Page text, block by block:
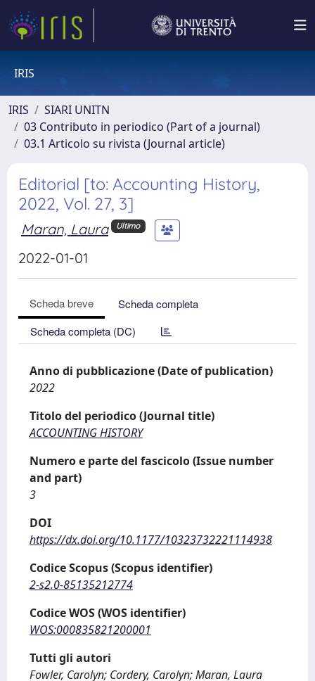
IRIS
IRIS
SIARI UNITN
03 Contributo in periodico (Part of a journal)
03.1 Articolo su rivista (Journal article)
Editorial [to: Accounting History,
2022, Vol. 27, 3]
Maran, Laura Ultimo
2022-01-01
Scheda breve
Scheda completa
Scheda completa (DC)
Anno di pubblicazione (Date of publication)
2022
Titolo del periodico (Journal title)
ACCOUNTING HISTORY
Numero e parte del fascicolo (Issue number
and part)
3
DOI
https://dx.doi.org/10.1177/10323732221114938
Codice Scopus (Scopus identifier)
2-s2.0-85135212774
Codice WOS (WOS identifier)
WOS:000835821200001
Tutti gli autori
Fowler, Carolyn; Cordery, Carolyn; Maran, Laura